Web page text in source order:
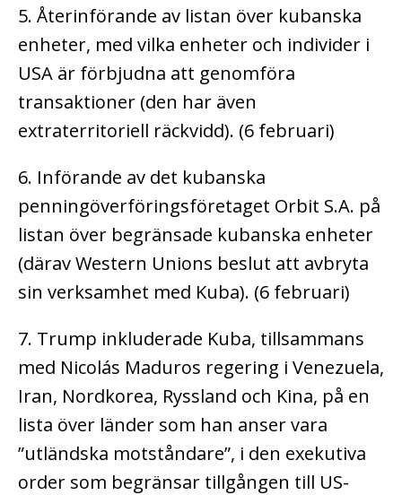
5. Återinförande av listan över kubanska
enheter, med vilka enheter och individer i
USA är förbjudna att genomföra
transaktioner (den har även
extraterritoriell räckvidd). (6 februari)
6. Införande av det kubanska
penningöverföringsföretaget Orbit S.A. på
listan över begränsade kubanska enheter
(därav Western Unions beslut att avbryta
sin verksamhet med Kuba). (6 februari)
7. Trump inkluderade Kuba, tillsammans
med Nicolás Maduros regering i Venezuela,
Iran, Nordkorea, Ryssland och Kina, på en
lista över länder som han anser vara
”utländska motståndare”, i den exekutiva
order som begränsar tillgången till US-